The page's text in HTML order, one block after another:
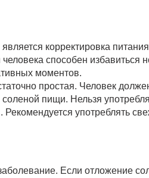
корректировка питания
способен избавиться
моментов.
простая. Человек
пищи. Нельзя
употреблять
Если отложение